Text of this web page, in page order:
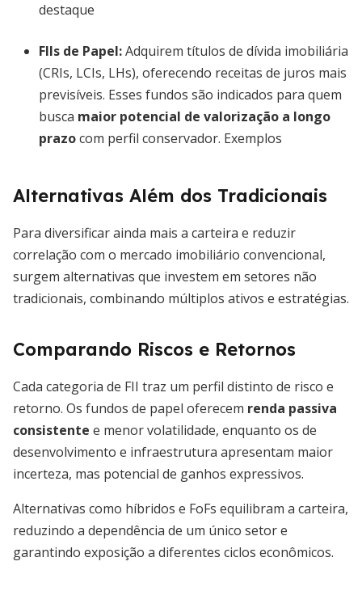
destaque
FIIs de Papel:Adquirem títulos de dívida imobiliária
(CRIs, LCIs, LHs), oferecendo receitas de juros mais
previsíveis. Esses fundos são indicados para quem
busca maior potencial de valorização a longo
prazocom perfil conservador. Exemplos
Alternativas Além dos Tradicionais
Para diversificar ainda mais a carteira e reduzir
correlação com o mercado imobiliário convencional,
surgem alternativas que investem em setores não
tradicionais, combinando múltiplos ativos e estratégias.
Comparando Riscos e Retornos
Cada categoria de FII traz um perfil distinto de risco e
retorno. Os fundos de papel oferecem renda passiva
consistente e menor volatilidade, enquanto os de
desenvolvimento e infraestrutura apresentam maior
incerteza, mas potencial de ganhos expressivos.
Alternativas como híbridos e FoFs equilibram a carteira,
reduzindo a dependência de um único setor e
garantindo exposição a diferentes ciclos econômicos.